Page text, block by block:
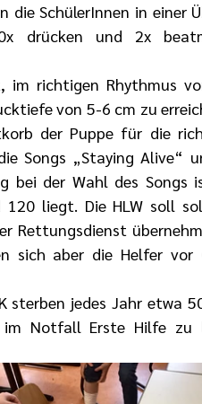
SchülerInnen in einer
drücken und 2x
richtigen Rhythmus
von 5-6 cm zu
der Puppe für die
Songs „Staying Alive“
bei der Wahl des Songs
liegt. Die HLW soll
Rettungsdienst
sich aber die Helfer
sterben jedes Jahr etwa
im Notfall Erste Hilfe zu